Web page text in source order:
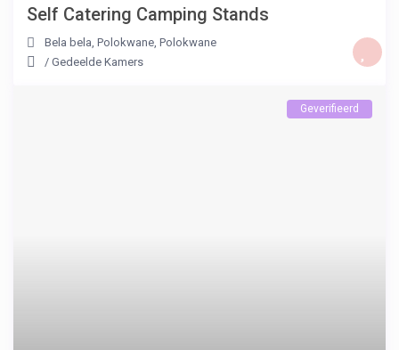
Self Catering Camping Stands
Bela bela, Polokwane,Polokwane
/Gedeelde Kamers
Geverifieerd